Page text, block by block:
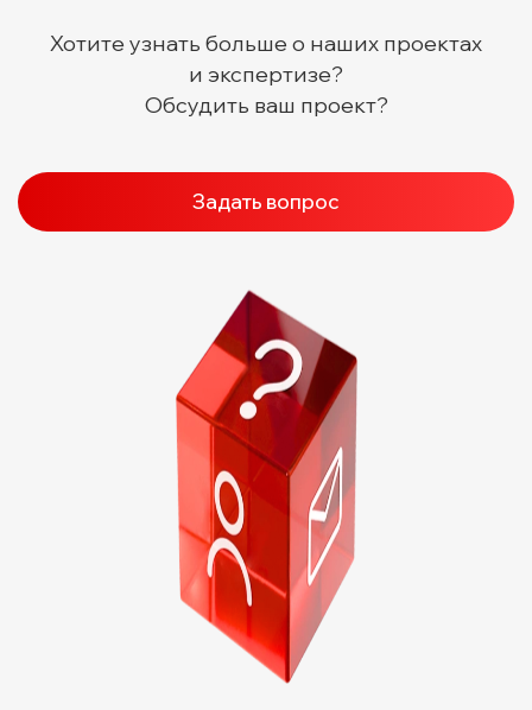
Хотите узнать больше о наших проектах
и экспертизе?
Обсудить ваш проект?
Задать вопрос